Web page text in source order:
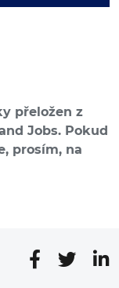
přeložen z
Jobs. Pokud
prosím, na